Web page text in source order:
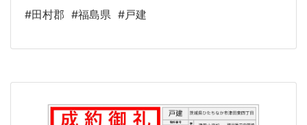
#田村郡 #福島県 #戸建